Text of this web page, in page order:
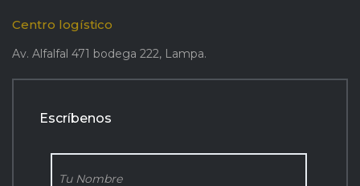
Centro logístico
Av. Alfalfal 471 bodega 222, Lampa.
Escríbenos